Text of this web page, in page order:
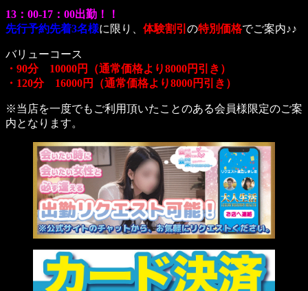
13：00-17：00出勤！！
先行予約先着3名様に限り、 体験割引 の特別価格でご案内♪♪
バリューコース
・90分 10000円（通常価格より8000円引き）
・120分 16000円（通常価格より8000円引き）
※当店を一度でもご利用頂いたことのある会員様限定のご案
内となります。